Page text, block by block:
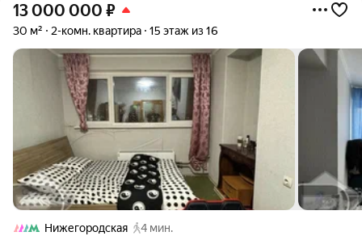
13 000 000 ₽
30 м² 2-комн. квартира 15 этаж из 16
Нижегородская
4 мин.